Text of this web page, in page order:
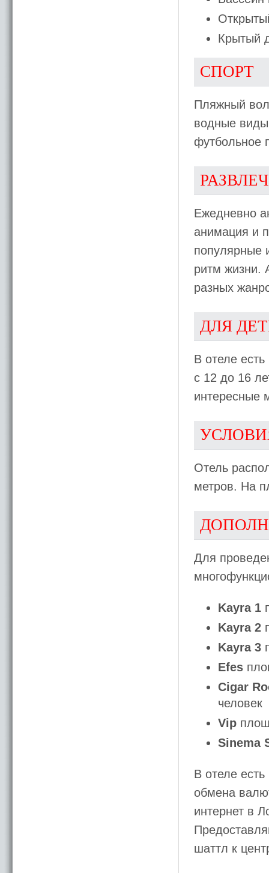
Крытый
СПОРТ
Пляжный
водные виды
футбольное
Ежедневно
анимация и
популярные
ритм жизни.
разных
ДЛЯ
В отеле
с 12 до 16
интересные
Отель
метров. На
Для
Kayra 1
Kayra 2
Kayra 3
Efes
Cigar
человек
Vip
Sinema
В отеле
обмена
интернет в
шаттл к